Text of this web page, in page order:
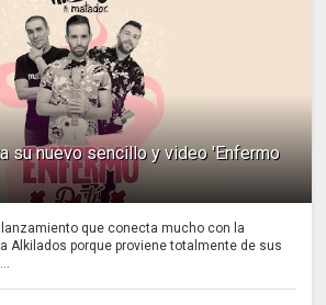
su nuevo sencillo y video 'Enfermo
lanzamiento que conecta mucho con la
Alkilados porque proviene totalmente de sus